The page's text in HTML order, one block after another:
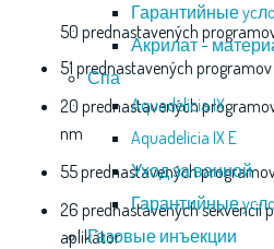
Гарантийные
Акрилат –
Спа
Aquadelicia IX
Aquadelicia IX E
Уход за ванной
Гарантийные
Газовые инъекции
50 prednastavených
51 prednastavených
20 prednastavených
nm
55 prednastavených
26 prednastavených sekvencií
aplikátor